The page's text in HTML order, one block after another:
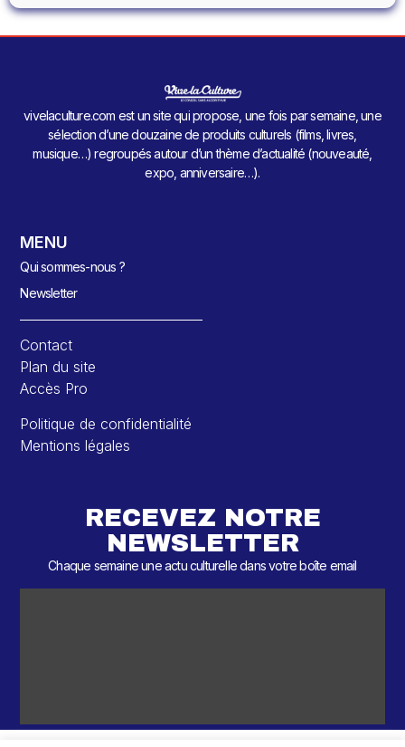
vivelaculture.com est un site qui propose, une fois par semaine, une
sélection d’une douzaine de produits culturels (films, livres,
musique…) regroupés autour d’un thème d’actualité (nouveauté,
expo, anniversaire…).
MENU
Qui sommes-nous ?
Newsletter
Contact
Plan du site
Accès Pro
Politique de confidentialité
Mentions légales
RECEVEZ NOTRE
NEWSLETTER
Chaque semaine une actu culturelle dans votre boîte email